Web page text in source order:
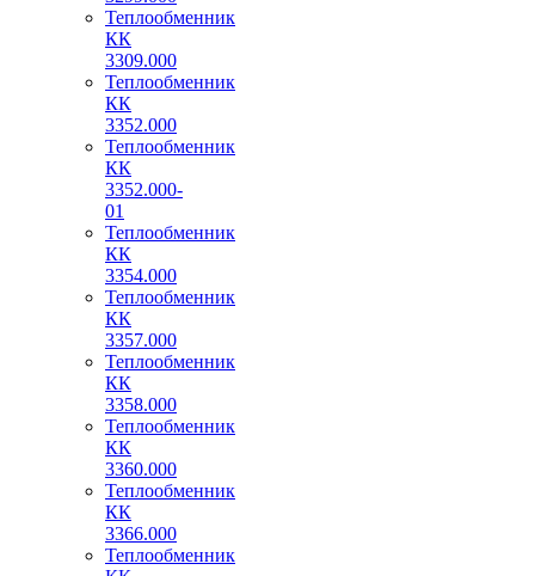
Теплообменник
КК
3309.000
Теплообменник
КК
3352.000
Теплообменник
КК
3352.000-
01
Теплообменник
КК
3354.000
Теплообменник
КК
3357.000
Теплообменник
КК
3358.000
Теплообменник
КК
3360.000
Теплообменник
КК
3366.000
Теплообменник